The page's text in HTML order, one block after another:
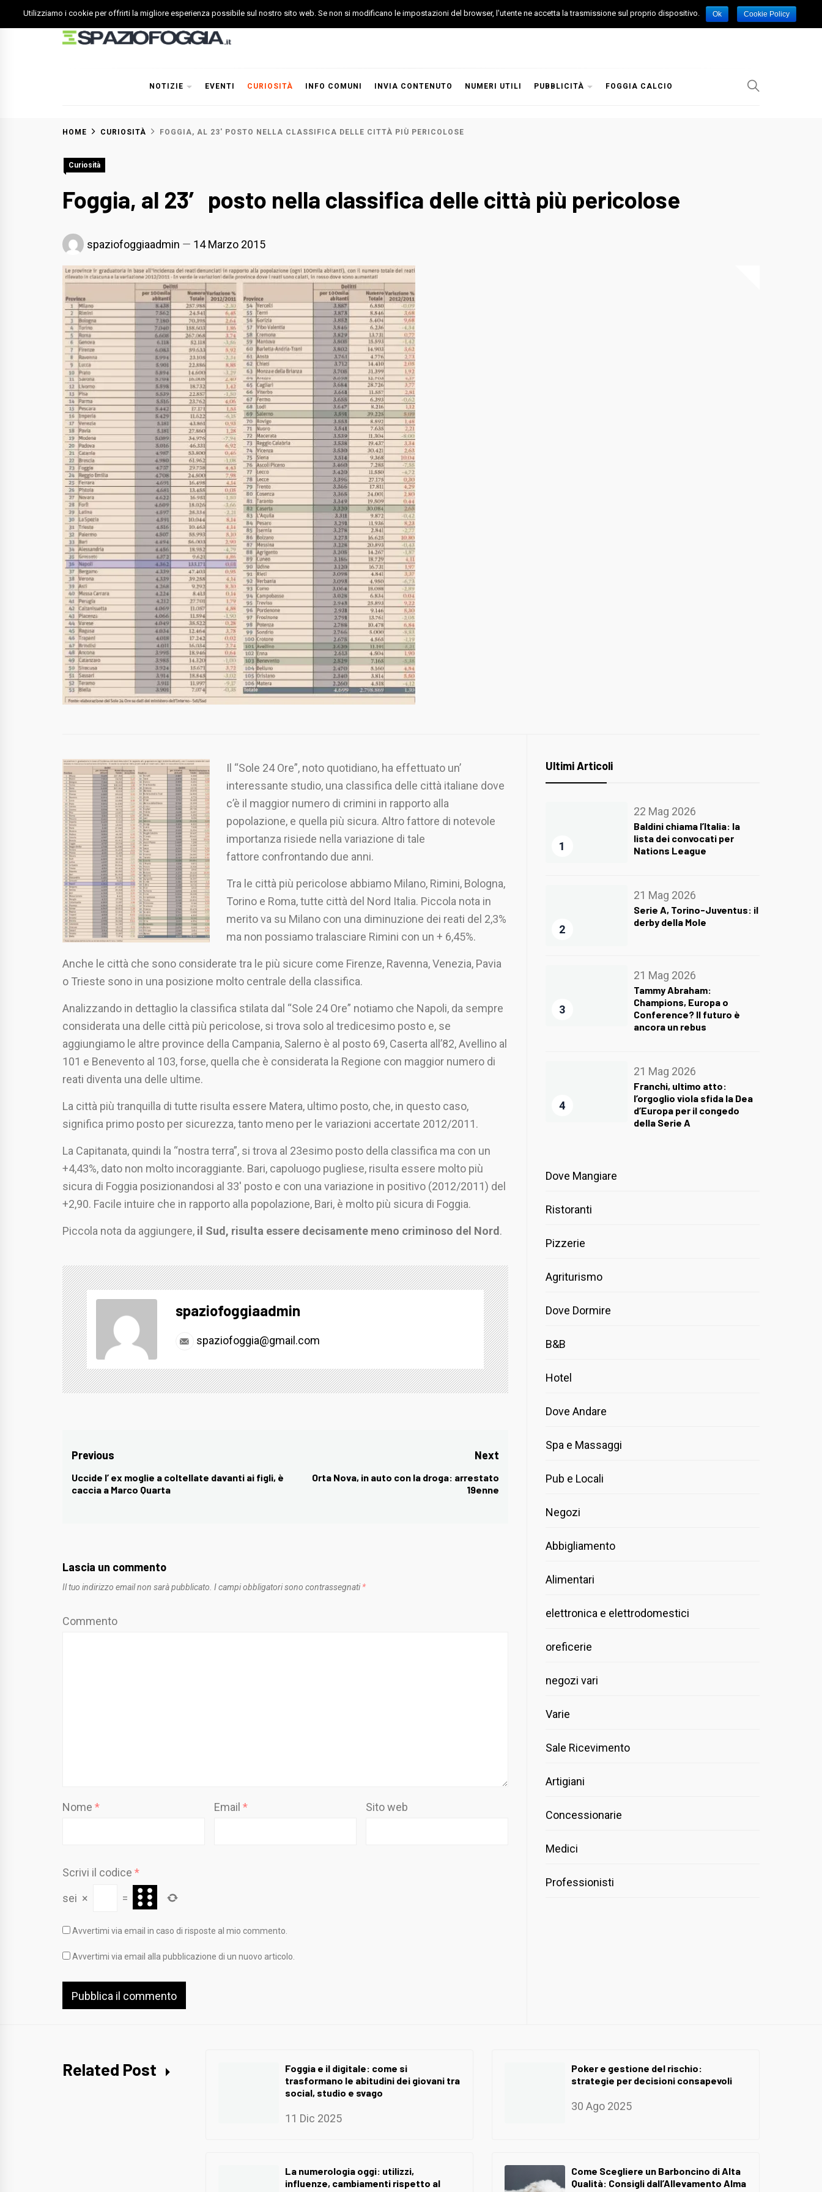
to
NOTIZIE EVENTI CURIOSITÀ INFO COMUNI INVIA CONTENUTO NUMERI UTILI PUBBLICITÀ FOGGIA CALCIO
HOME CURIOSITÀ FOGGIA, AL 23′ POSTO NELLA CLASSIFICA DELLE CITTÀ PIÙ PERICOLOSE
Curiosità
Foggia, al 23′ posto nella classifica delle città più pericolose
spaziofoggiaadmin 14 Marzo 2015
Il “Sole 24 Ore”, noto quotidiano, ha effettuato un’
interessante studio, una classifica delle città italiane dove
c’è il maggior numero di crimini in rapporto alla
popolazione, e quella più sicura. Altro fattore di notevole
importanza risiede nella variazione di tale
fattore confrontando due anni.
Tra le città più pericolose abbiamo Milano, Rimini, Bologna,
Torino e Roma, tutte città del Nord Italia. Piccola nota in
merito va su Milano con una diminuzione dei reati del 2,3%
ma non possiamo tralasciare Rimini con un + 6,45%.
Anche le città che sono considerate tra le più sicure come Firenze, Ravenna, Venezia, Pavia
o Trieste sono in una posizione molto centrale della classifica.
Analizzando in dettaglio la classifica stilata dal “Sole 24 Ore” notiamo che Napoli, da sempre
considerata una delle città più pericolose, si trova solo al tredicesimo posto e, se
aggiungiamo le altre province della Campania, Salerno è al posto 69, Caserta all’82, Avellino al
101 e Benevento al 103, forse, quella che è considerata la Regione con maggior numero di
reati diventa una delle ultime.
La città più tranquilla di tutte risulta essere Matera, ultimo posto, che, in questo caso,
significa primo posto per sicurezza, tanto meno per le variazioni accertate 2012/2011.
La Capitanata, quindi la “nostra terra”, si trova al 23esimo posto della classifica ma con un
+4,43%, dato non molto incoraggiante. Bari, capoluogo pugliese, risulta essere molto più
sicura di Foggia posizionandosi al 33′ posto e con una variazione in positivo (2012/2011) del
+2,90. Facile intuire che in rapporto alla popolazione, Bari, è molto più sicura di Foggia.
Piccola nota da aggiungere, il Sud, risulta essere decisamente meno criminoso del Nord.
spaziofoggiaadmin
spaziofoggia@gmail.com
Navigazione
articoli
Previous
Previous
post:
Uccide l’ ex moglie a coltellate davanti ai figli, è
caccia a Marco Quarta
Next
Next
Orta Nova, in auto con la droga: arrestato
19enne
Lascia un commento
Il tuo indirizzo email non sarà pubblicato. I campi obbligatori sono contrassegnati *
Commento
Nome * Email * Sito web
Scrivi il codice *
sei × =
Avvertimi via email in caso di risposte al mio commento.
Avvertimi via email alla pubblicazione di un nuovo articolo.
Ultimi Articoli
1
22 Mag 2026
Baldini chiama l’Italia: la
lista dei convocati per
Nations League
2
21 Mag 2026
Serie A, Torino-Juventus: il
derby della Mole
3
21 Mag 2026
Tammy Abraham:
Champions, Europa o
Conference? Il futuro è
ancora un rebus
4
21 Mag 2026
Franchi, ultimo atto:
l’orgoglio viola sfida la Dea
d’Europa per il congedo
della Serie A
Dove Mangiare
Ristoranti
Pizzerie
Agriturismo
Dove Dormire
B&B
Hotel
Dove Andare
Spa e Massaggi
Pub e Locali
Negozi
Abbigliamento
Alimentari
elettronica e elettrodomestici
oreficerie
negozi vari
Varie
Sale Ricevimento
Artigiani
Concessionarie
Medici
Professionisti
Related Post
Foggia e il digitale: come si
trasformano le abitudini dei giovani tra
social, studio e svago
11 Dic 2025
Poker e gestione del rischio:
strategie per decisioni consapevoli
30 Ago 2025
La numerologia oggi: utilizzi,
influenze, cambiamenti rispetto al
Come Scegliere un Barboncino di Alta
Qualità: Consigli dall’Allevamento Alma
Utilizziamo i cookie per offrirti la migliore esperienza possibile sul nostro sito web. Se non si modificano le impostazioni del browser, l'utente ne accetta la trasmissione sul proprio dispositivo. Ok Cookie Policy